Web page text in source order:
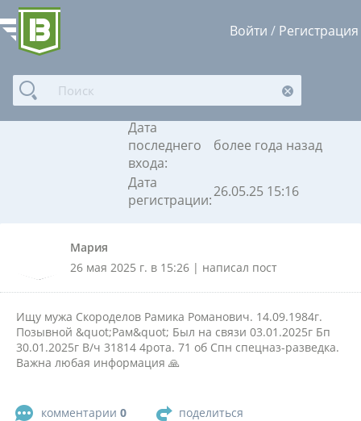
Войти / Регистрация
Мария
Дата
последнего
входа:
более года назад
Дата
регистрации:26.05.25 15:16
Мария
26 мая 2025 г. в 15:26 | написал пост
Ищу мужа Скороделов Рамика Романович. 14.09.1984г.
Позывной &quot;Рам&quot; Был на связи 03.01.2025г Бп
30.01.2025г В/ч 31814 4рота. 71 об Спн спецназ-разведка.
Важна любая информация 🙏
комментарии 0 поделиться